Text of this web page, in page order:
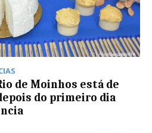
de Moinhos está de
do primeiro dia